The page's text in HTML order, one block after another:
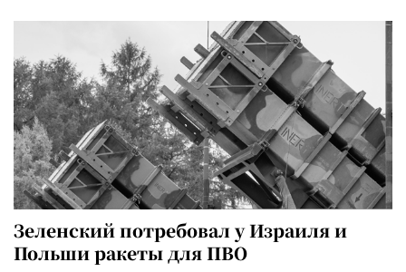
Зеленский потребовал у Израиля и
Польши ракеты для ПВО